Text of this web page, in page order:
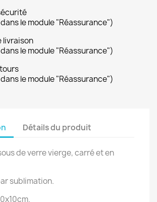
le module "Réassurance")
livraison
le module "Réassurance")
le module "Réassurance")
Détails du produit
de verre vierge, carré et en
sublimation.